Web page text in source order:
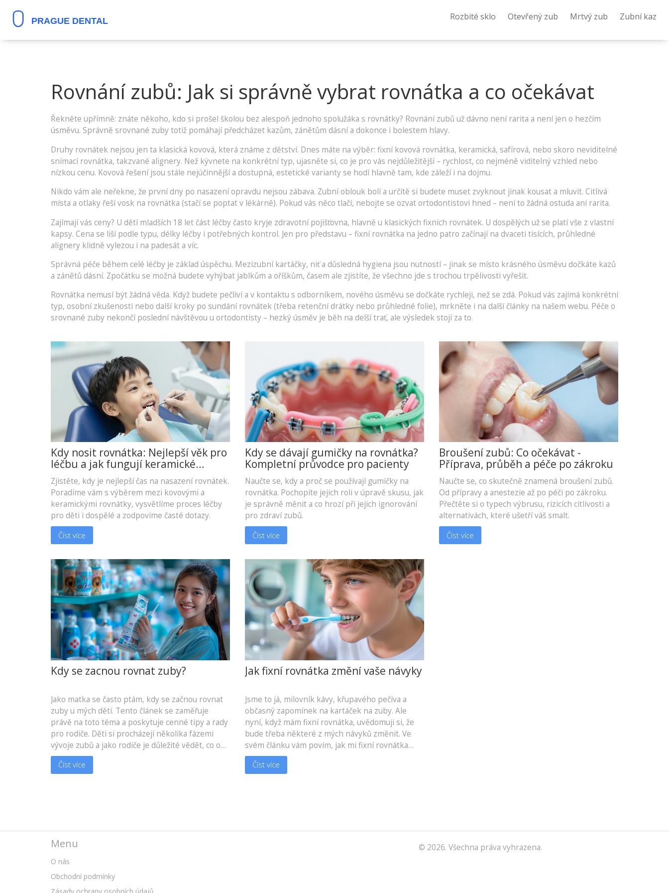
Rozbité sklo Otevřený zub Mrtvý zub Zubní kaz
Rovnání zubů: Jak si správně vybrat rovnátka a co očekávat
Řekněte upřímně: znáte někoho, kdo si prošel školou bez alespoň jednoho spolužáka s rovnátky? Rovnání zubů už dávno není rarita a není jen o hezčím
úsměvu. Správně srovnané zuby totiž pomáhají předcházet kazům, zánětům dásní a dokonce i bolestem hlavy.
Druhy rovnátek nejsou jen ta klasická kovová, která známe z dětství. Dnes máte na výběr: fixní kovová rovnátka, keramická, safírová, nebo skoro neviditelné
snímací rovnátka, takzvané alignery. Než kývnete na konkrétní typ, ujasněte si, co je pro vás nejdůležitější – rychlost, co nejméně viditelný vzhled nebo
nízkou cenu. Kovová řešení jsou stále nejúčinnější a dostupná, estetické varianty se hodí hlavně tam, kde záleží i na dojmu.
Nikdo vám ale neřekne, že první dny po nasazení opravdu nejsou zábava. Zubní oblouk bolí a určitě si budete muset zvyknout jinak kousat a mluvit. Citlivá
místa a otlaky řeší vosk na rovnátka (stačí se poptat v lékárně). Pokud vás něco tlačí, nebojte se ozvat ortodontistovi hned – není to žádná ostuda ani rarita.
Zajímají vás ceny? U dětí mladších 18 let část léčby často kryje zdravotní pojišťovna, hlavně u klasických fixních rovnátek. U dospělých už se platí vše z vlastní
kapsy. Cena se liší podle typu, délky léčby i potřebných kontrol. Jen pro představu – fixní rovnátka na jedno patro začínají na dvaceti tisících, průhledné
alignery klidně vylezou i na padesát a víc.
Správná péče během celé léčby je základ úspěchu. Mezizubní kartáčky, niť a důsledná hygiena jsou nutností – jinak se místo krásného úsměvu dočkáte kazů
a zánětů dásní. Zpočátku se možná budete vyhýbat jablkům a oříškům, časem ale zjistíte, že všechno jde s trochou trpělivosti vyřešit.
Rovnátka nemusí být žádná věda. Když budete pečliví a v kontaktu s odborníkem, nového úsměvu se dočkáte rychleji, než se zdá. Pokud vás zajímá konkrétní
typ, osobní zkušenosti nebo další kroky po sundání rovnátek (třeba retenční drátky nebo průhledné folie), mrkněte i na další články na našem webu. Péče o
srovnané zuby nekončí poslední návštěvou u ortodontisty – hezký úsměv je běh na delší trať, ale výsledek stojí za to.
Kdy nosit rovnátka: Nejlepší věk pro
léčbu a jak fungují keramické
rovnátka
Zjistěte, kdy je nejlepší čas na nasazení rovnátek.
Poradíme vám s výběrem mezi kovovými a
keramickými rovnátky, vysvětlíme proces léčby
pro děti i dospělé a zodpovíme časté dotazy.
Číst více
Kdy se dávají gumičky na rovnátka?
Kompletní průvodce pro pacienty
Naučte se, kdy a proč se používají gumičky na
rovnátka. Pochopíte jejich roli v úpravě skusu, jak
je správně měnit a co hrozí při jejich ignorování
pro zdraví zubů.
Číst více
Broušení zubů: Co očekávat -
Příprava, průběh a péče po zákroku
Naučte se, co skutečně znamená broušení zubů.
Od přípravy a anestezie až po péči po zákroku.
Přečtěte si o typech výbrusu, rizicích citlivosti a
alternativách, které ušetří váš smalt.
Číst více
Kdy se zacnou rovnat zuby?
Jako matka se často ptám, kdy se začnou rovnat
zuby u mých dětí. Tento článek se zaměřuje
právě na toto téma a poskytuje cenné tipy a rady
pro rodiče. Děti si procházejí několika fázemi
vývoje zubů a jako rodiče je důležité vědět, co od
nich očekávat. Pokud se chcete dozvědět více o
této problematice, určitě si přečtěte tento
Číst více
Jak fixní rovnátka změní vaše návyky
Jsme to já, milovník kávy, křupavého pečiva a
občasný zapomínek na kartáček na zuby. Ale
nyní, když mám fixní rovnátka, uvědomuji si, že
bude třeba některé z mých návyků změnit. Ve
svém článku vám povím, jak mi fixní rovnátka
změnily režim péče o zuby a jak jsem si na ně
musel zvyknout. Dočtete se také, jak vypadá můj
Číst více
Menu
O nás
Obchodní podmínky
© 2026. Všechna práva vyhrazena.